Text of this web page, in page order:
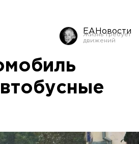
ЕАНовости